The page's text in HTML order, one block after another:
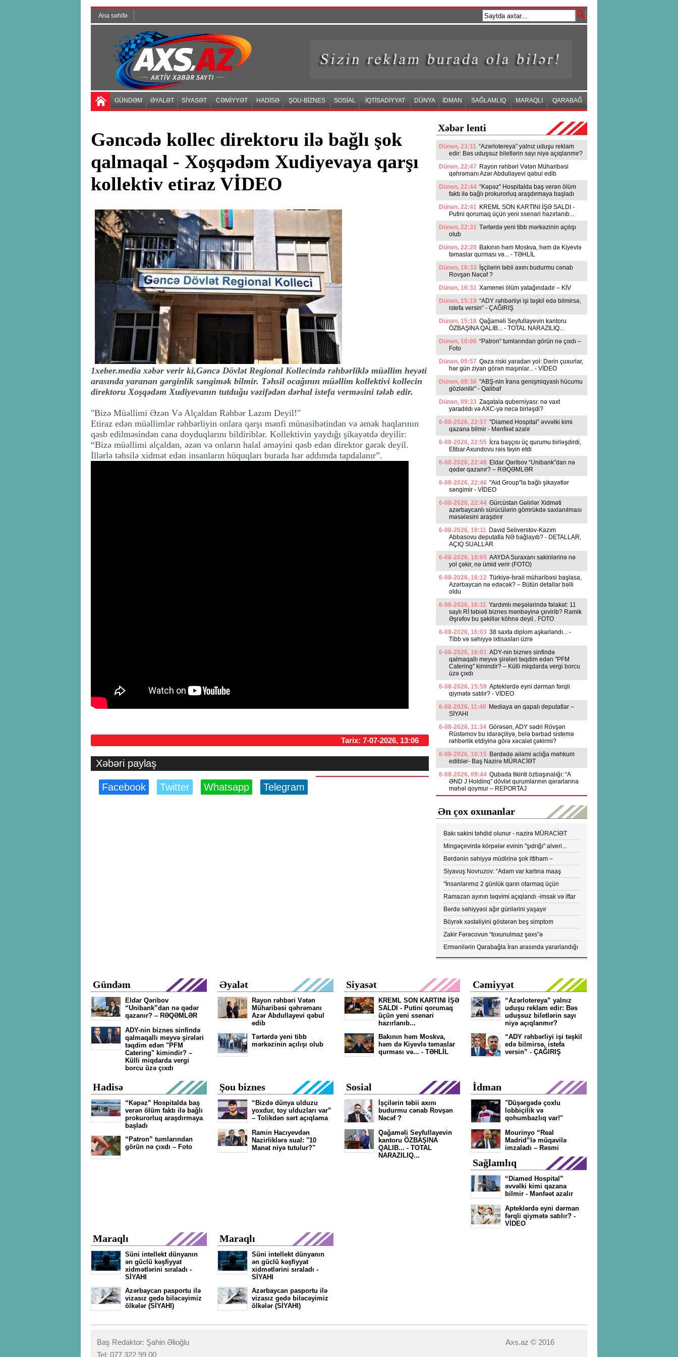
Ana səhifə
GÜNDƏM ƏYALƏT SİYASƏT CƏMİYYƏT HADİSƏ ŞOU-BİZNES SOSİAL İQTİSADİYYAT DÜNYA İDMAN SAĞLAMLIQ MARAQLI QARABAĞ
Gəncədə kollec direktoru ilə bağlı şok
qalmaqal - Xoşqədəm Xudiyevaya qarşı
kollektiv etiraz VİDEO
1xeber.media xəbər verir ki,Gəncə Dövlət Regional Kollecində rəhbərliklə müəllim heyəti
arasında yaranan gərginlik səngimək bilmir. Təhsil ocağının müəllim kollektivi kollecin
direktoru Xoşqədəm Xudiyevanın tutduğu vəzifədən dərhal istefa verməsini tələb edir.
"Bizə Müəllimi Əzən Və Alçaldan Rəhbər Lazım Deyil!"
Etiraz edən müəllimlər rəhbərliyin onlara qarşı mənfi münasibətindən və əmək haqlarının
qəsb edilməsindən cana doyduqlarını bildiriblər. Kollektivin yaydığı şikayətdə deyilir:
“Bizə müəllimi alçaldan, əzən və onların halal əməyini qəsb edən direktor gərək deyil.
İllərlə təhsilə xidmət edən insanların hüquqları burada hər addımda tapdalanır”.
Tarix: 7-07-2026, 13:06
Xəbəri paylaş
Facebook Twitter Whatsapp Telegram
Xəbər lenti
Dünən, 23:11 “Azərlotereya” yalnız uduşu reklam
edir: Bəs uduşsuz biletlərin sayı niyə açıqlanmır?
Dünən, 22:47 Rayon rəhbəri Vətən Müharibəsi
qəhrəmanı Azər Abdullayevi qəbul edib
Dünən, 22:44 “Kəpəz” Hospitalda baş verən ölüm
faktı ilə bağlı prokurorluq araşdırmaya başladı
Dünən, 22:41 KREML SON KARTINI İŞƏ SALDI -
Putini qorumaq üçün yeni ssenari hazırlanıb...
Dünən, 22:31 Tərtərdə yeni tibb mərkəzinin açılışı
olub
Dünən, 22:20 Bakının həm Moskva, həm də Kiyevlə
təmaslar qurması və... - TƏHLİL
Dünən, 16:33
İşçilərin təbii axını budurmu cənab
Rovşən Nəcəf ?
Dünən, 16:31 Xamenei ölüm yatağındadır – KİV
Dünən, 15:19 “ADY rəhbərliyi işi təşkil edə bilmirsə,
istefa versin” - ÇAĞIRIŞ
Dünən, 15:18 Qağaməli Seyfullayevin kantoru
ÖZBAŞINA QALIB... - TOTAL NARAZILIQ...
Dünən, 10:06 “Patron” tumlarından görün nə çıxdı –
Foto
Dünən, 09:57 Qəza riski yaradan yol: Dərin çuxurlar,
hər gün ziyan görən maşınlar... - VİDEO
Dünən, 09:36 "ABŞ-nin İrana genişmiqyaslı hücumu
gözlənilir" - Qalibaf
Dünən, 09:33 Zaqatala quberniyası: nə vaxt
yaradıldı və AXC-yə necə birləşdi?
6-08-2026, 22:57 “Diamed Hospital” əvvəlki kimi
qazana bilmir - Mənfəət azalır
6-08-2026, 22:55 İcra başçısı üç qurumu birləşdirdi,
Etibar Axundovu rəis təyin etdi
6-08-2026, 22:48 Eldar Qəribov “Unibank”dan nə
qədər qazanır? – RƏQƏMLƏR
6-08-2026, 22:46 "Aid Group"la bağlı şikayətlər
səngimir - VİDEO
6-08-2026, 22:44 Gürcüstan Gəlirlər Xidməti
azərbaycanlı sürücülərin gömrükdə saxlanılması
məsələsini araşdırır
6-08-2026, 18:11 David Seliverstov-Kazım
Abbasovu deputatla NƏ bağlayıb? - DETALLAR,
AÇIQ SUALLAR
6-08-2026, 18:05 AAYDA Suraxanı sakinlərinə nə
yol çəkir, nə ümid verir (FOTO)
6-08-2026, 16:12 Türkiyə-İsrail müharibəsi başlasa,
Azərbaycan nə edəcək? – Bütün detallar bəlli
oldu
6-08-2026, 16:11 Yardımlı meşələrində fəlakət: 11
saylı Rİ təbiəti biznes mənbəyinə çevirib? Ramik
Əşrəfov bu şəkillər köhnə deyil.. FOTO
6-08-2026, 16:03 38 saxta diplom aşkarlandı... -
Tibb və səhiyyə ixtisasları üzrə
6-08-2026, 16:01 ADY-nin biznes sinfində
qalmaqallı meyvə şirələri təqdim edən "PFM
Catering" kimindir? – Külli miqdarda vergi borcu
üzə çıxdı
6-08-2026, 15:59 Apteklərdə eyni dərman fərqli
qiymətə satılır? - VİDEO
6-08-2026, 11:40 Mediaya ən qapalı deputatlar –
SİYAHI
6-08-2026, 11:34 Görəsən, ADY sədri Rövşən
Rüstəmov bu idarəçiliyə, belə bərbad sistemə
rəhbərlik etdiyinə görə xəcalət çəkirmi?
6-08-2026, 10:15 Bərdədə ailəmi aclığa məhkum
ediblər- Baş Nazirə MÜRACİƏT
6-08-2026, 09:44 Qubada tikinti özbaşınalığı: “A
ƏND J Holdinq” dövlət qurumlarının qərarlarına
məhəl qoymur – REPORTAJ
Ən çox oxunanlar
Bakı sakini təhdid olunur - nazirə MÜRACİƏT
edildi
Mingəçevirdə körpələr evinin "şıdrığı" alveri...
VİDEO
Bərdənin səhiyyə müdirinə şok ittiham –
Koronavirusun yayılmasına səbəb olur-VİDEO
Siyavuş Novruzov: “Adam var kartına maaş
yüklənən kimi bankomatı qaçır ki, pulu çıxartsın”
"İnsanlarımız 2 günlük qarın otarmaq üçün
rayonlara axışırlar" - Fazil Mustafa
Ramazan ayının təqvimi açıqlandı -imsak və iftar
vaxtları
Bərdə səhiyyəsi ağır günlərini yaşayır
Böyrək xəstəliyini göstərən beş simptom
açıqlandı: DİQQƏTLƏ OXUYUN!
Zakir Fərəcovun “toxunulmaz şəxs”ə
çevrilməsinin kökündə nələr durub?- ŞOK
FAKTLAR/FOTOLAR
Ermənilərin Qarabağla İran arasında yararlandığı
Gündəm
Eldar Qəribov
“Unibank”dan nə qədər
qazanır? – RƏQƏMLƏR
ADY-nin biznes sinfində
qalmaqallı meyvə şirələri
təqdim edən "PFM
Catering" kimindir? –
Külli miqdarda vergi
borcu üzə çıxdı
Əyalət
Rayon rəhbəri Vətən
Müharibəsi qəhrəmanı
Azər Abdullayevi qəbul
edib
Tərtərdə yeni tibb
mərkəzinin açılışı olub
Siyasət
KREML SON KARTINI İŞƏ
SALDI - Putini qorumaq
üçün yeni ssenari
hazırlanıb...
Bakının həm Moskva,
həm də Kiyevlə təmaslar
qurması və... - TƏHLİL
Cəmiyyət
“Azərlotereya” yalnız
uduşu reklam edir: Bəs
uduşsuz biletlərin sayı
niyə açıqlanmır?
“ADY rəhbərliyi işi təşkil
edə bilmirsə, istefa
versin” - ÇAĞIRIŞ
Hadisə
“Kəpəz” Hospitalda baş
verən ölüm faktı ilə bağlı
prokurorluq araşdırmaya
başladı
“Patron” tumlarından
görün nə çıxdı – Foto
Şou biznes
“Bizdə dünya ulduzu
yoxdur, toy ulduzları var”
– Tolikdən sərt açıqlama
Ramin Hacıyevdən
Nazirliklərə sual: "10
Manat niyə tutulur?"
Sosial
İşçilərin təbii axını
budurmu cənab Rovşən
Nəcəf ?
Qağaməli Seyfullayevin
kantoru ÖZBAŞINA
QALIB... - TOTAL
NARAZILIQ...
İdman
"Düşərgədə çoxlu
lobbiçilik və
qohumbazlıq var!"
Mourinyo “Real
Madrid”lə müqavilə
imzaladı – Rəsmi
Sağlamlıq
“Diamed Hospital”
əvvəlki kimi qazana
bilmir - Mənfəət azalır
Apteklərdə eyni dərman
fərqli qiymətə satılır? -
VİDEO
Maraqlı
Süni intellekt dünyanın
ən güclü kəşfiyyat
xidmətlərini sıraladı -
SİYAHI
Azərbaycan pasportu ilə
vizasız gedə biləcəyimiz
ölkələr (SİYAHI)
Maraqlı
Süni intellekt dünyanın
ən güclü kəşfiyyat
xidmətlərini sıraladı -
SİYAHI
Azərbaycan pasportu ilə
vizasız gedə biləcəyimiz
ölkələr (SİYAHI)
Baş Redaktor: Şahin Əlioğlu
Tel: 077 322 99 00
Axs.az © 2016